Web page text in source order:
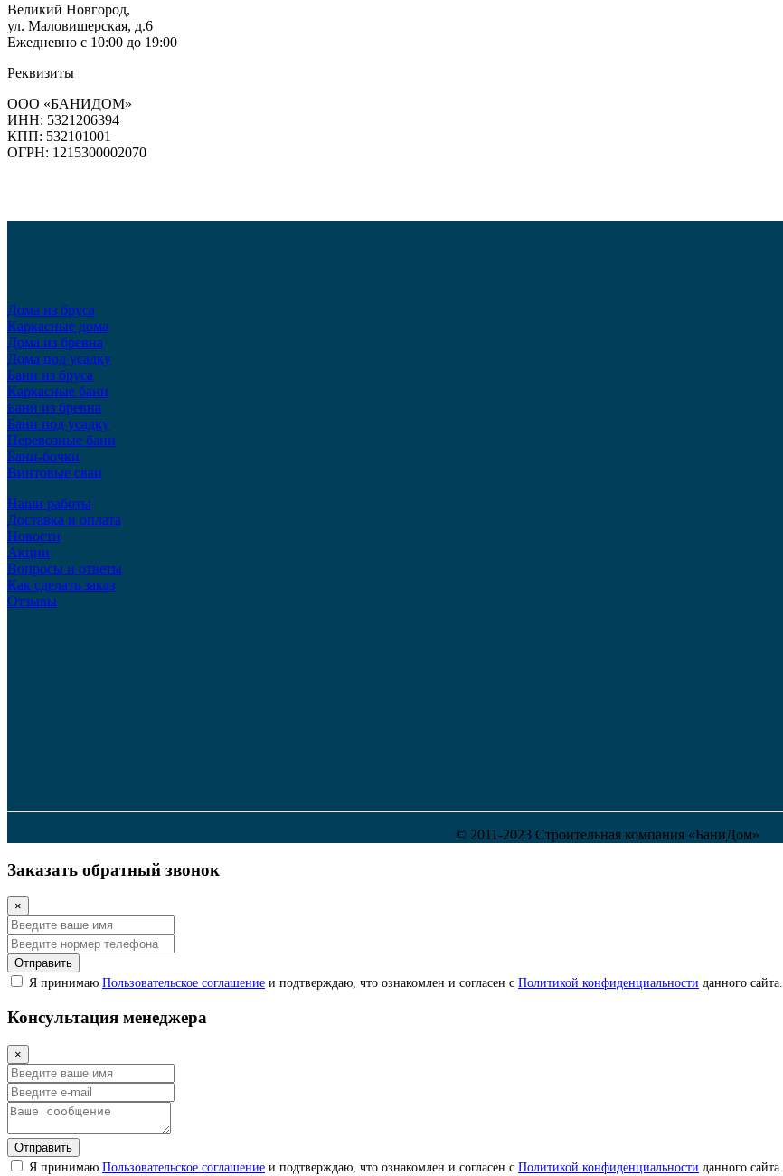
Великий Новгород,
ул. Маловишерская, д.6
Ежедневно с 10:00 до 19:00
Реквизиты
ООО «БАНИДОМ»
ИНН: 5321206394
КПП: 532101001
ОГРН: 1215300002070
Дома из бруса
Каркасные дома
Дома из бревна
Дома под усадку
Бани из бруса
Каркасные бани
Бани из бревна
Бани под усадку
Перевозные бани
Бани-бочки
Винтовые сваи
Наши работы
Доставка и оплата
Новости
Акции
Вопросы и ответы
Как сделать заказ
Отзывы
© 2011-2023 Строительная компания «БаниДом»
Заказать обратный звонок
×
Отправить
Я принимаю Пользовательское соглашение и подтверждаю, что ознакомлен и согласен с Политикой конфиденциальности данного сайта.
Консультация менеджера
×
Отправить
Я принимаю Пользовательское соглашение и подтверждаю, что ознакомлен и согласен с Политикой конфиденциальности данного сайта.